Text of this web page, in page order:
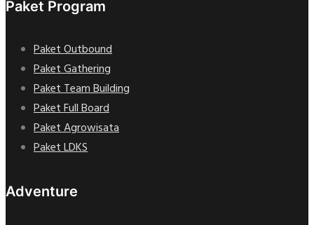
Paket Program
Paket Outbound
Paket Gathering
Paket Team Building
Paket Full Board
Paket Agrowisata
Paket LDKS
Adventure